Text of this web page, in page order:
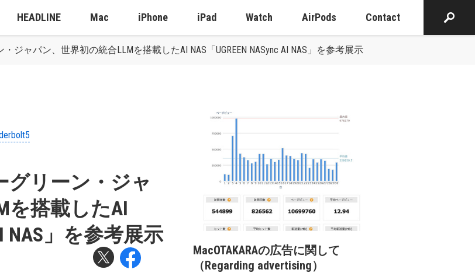
HEADLINE Mac iPhone iPad Watch AirPods Contact
ジャパン、世界初の統合LLMを搭載したAI NAS「UGREEN NASync AI NAS」を参考展示
グリーン・ジャ
を搭載したAI
NAS」を参考展示
MacOTAKARAの広告に関して
（Regarding advertising）